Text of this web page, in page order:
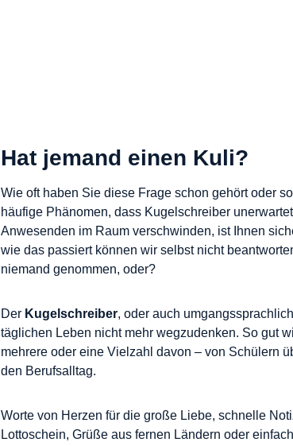
Hat jemand einen Kuli?
Wie oft haben Sie diese Frage schon gehört oder
häufige Phänomen, dass Kugelschreiber
Anwesenden im Raum verschwinden, ist Ihnen
wie das passiert können wir selbst nicht
niemand genommen, oder?
Der Kugelschreiber, oder auch
täglichen Leben nicht mehr wegzudenken. So gut
mehrere oder eine Vielzahl davon – von Schülern
den Berufsalltag.
Worte von Herzen für die große Liebe, schnelle
Lottoschein, Grüße aus fernen Ländern oder